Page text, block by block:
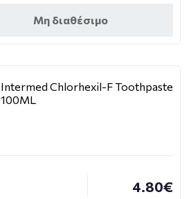
Μη διαθέσιμο
Intermed Chlorhexil-F Toothpaste
100ML
4.80€